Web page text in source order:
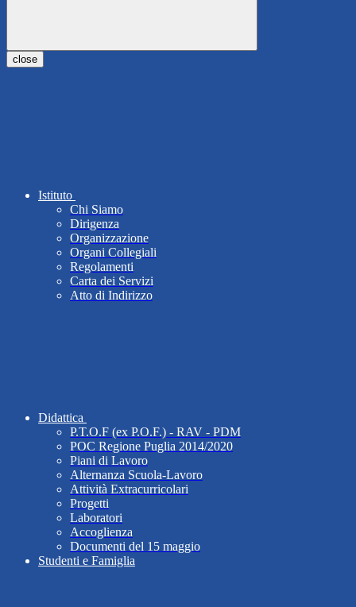
close
Istituto
Chi Siamo
Dirigenza
Organizzazione
Organi Collegiali
Regolamenti
Carta dei Servizi
Atto di Indirizzo
Didattica
P.T.O.F (ex P.O.F.) - RAV - PDM
POC Regione Puglia 2014/2020
Piani di Lavoro
Alternanza Scuola-Lavoro
Attività Extracurricolari
Progetti
Laboratori
Accoglienza
Documenti del 15 maggio
Studenti e Famiglia